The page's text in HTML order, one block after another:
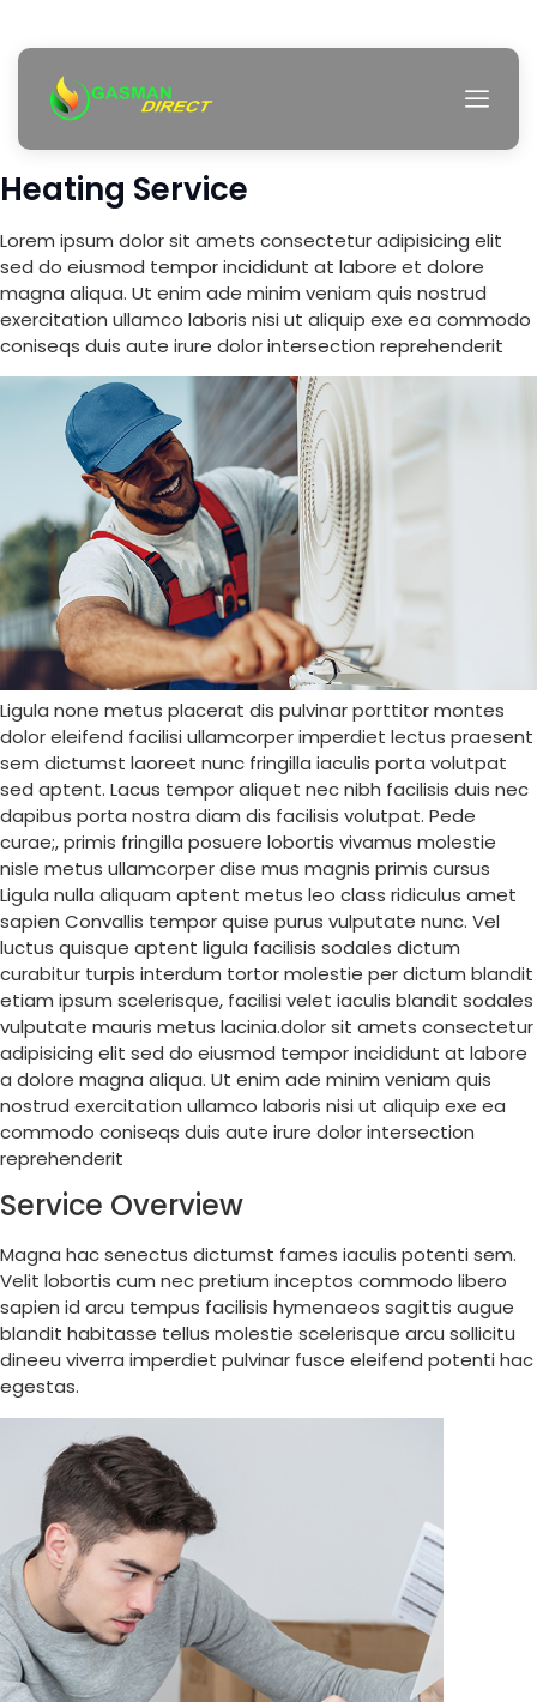
Heating Service
Lorem ipsum dolor sit amets consectetur adipisicing elit
sed do eiusmod tempor incididunt at labore et dolore
magna aliqua. Ut enim ade minim veniam quis nostrud
exercitation ullamco laboris nisi ut aliquip exe ea commodo
coniseqs duis aute irure dolor intersection reprehenderit
Ligula none metus placerat dis pulvinar porttitor montes
dolor eleifend facilisi ullamcorper imperdiet lectus praesent
sem dictumst laoreet nunc fringilla iaculis porta volutpat
sed aptent. Lacus tempor aliquet nec nibh facilisis duis nec
dapibus porta nostra diam dis facilisis volutpat. Pede
curae;, primis fringilla posuere lobortis vivamus molestie
nisle metus ullamcorper dise mus magnis primis cursus
Ligula nulla aliquam aptent metus leo class ridiculus amet
sapien Convallis tempor quise purus vulputate nunc. Vel
luctus quisque aptent ligula facilisis sodales dictum
curabitur turpis interdum tortor molestie per dictum blandit
etiam ipsum scelerisque, facilisi velet iaculis blandit sodales
vulputate mauris metus lacinia.dolor sit amets consectetur
adipisicing elit sed do eiusmod tempor incididunt at labore
a dolore magna aliqua. Ut enim ade minim veniam quis
nostrud exercitation ullamco laboris nisi ut aliquip exe ea
commodo coniseqs duis aute irure dolor intersection
reprehenderit
Service Overview
Magna hac senectus dictumst fames iaculis potenti sem.
Velit lobortis cum nec pretium inceptos commodo libero
sapien id arcu tempus facilisis hymenaeos sagittis augue
blandit habitasse tellus molestie scelerisque arcu sollicitu
dineeu viverra imperdiet pulvinar fusce eleifend potenti hac
egestas.